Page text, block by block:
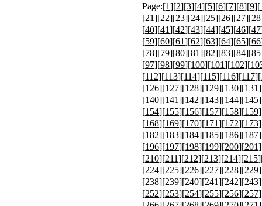
Page:[1][2][3][4][5][6][7][8][9][
[21][22][23][24][25][26][27][28
[40][41][42][43][44][45][46][47
[59][60][61][62][63][64][65][66
[78][79][80][81][82][83][84][85
[97][98][99][100][101][102][
[112][113][114][115][116][117][
[126][127][128][129][130][131
[140][141][142][143][144][145
[154][155][156][157][158][159
[168][169][170][171][172][173
[182][183][184][185][186][187
[196][197][198][199][200][201
[210][211][212][213][214][215
[224][225][226][227][228][229
[238][239][240][241][242][243
[252][253][254][255][256][257